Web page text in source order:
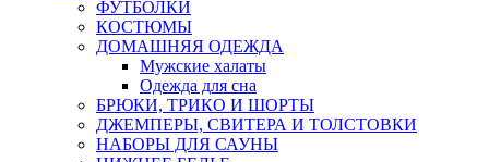
ФУТБОЛКИ
КОСТЮМЫ
ДОМАШНЯЯ ОДЕЖДА
Мужские халаты
Одежда для сна
БРЮКИ, ТРИКО И ШОРТЫ
ДЖЕМПЕРЫ, СВИТЕРА И ТОЛСТОВКИ
НАБОРЫ ДЛЯ САУНЫ